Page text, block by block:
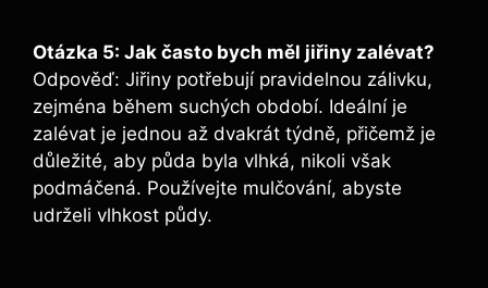
Otázka 5: Jak často bych měl jiřiny zalévat?
Odpověď: Jiřiny potřebují pravidelnou zálivku,
zejména během suchých období. Ideální je
zalévat je jednou až dvakrát týdně, přičemž je
důležité, aby půda byla vlhká, nikoli však
podmáčená. Používejte mulčování, abyste
udrželi vlhkost půdy.